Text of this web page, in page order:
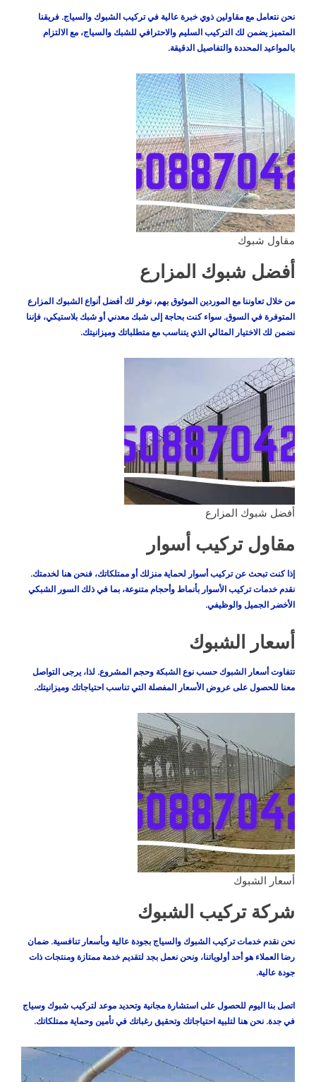
نحن نتعامل مع مقاولين ذوي خبرة عالية في تركيب الشبوك والسياج. فريقنا
المتميز يضمن لك التركيب السليم والاحترافي للشبك والسياج، مع الالتزام
بالمواعيد المحددة والتفاصيل الدقيقة.
مقاول شبوك
أفضل شبوك المزارع
من خلال تعاوننا مع الموردين الموثوق بهم، نوفر لك أفضل أنواع الشبوك المزارع
المتوفرة في السوق. سواء كنت بحاجة إلى شبك معدني أو شبك بلاستيكي، فإننا
نضمن لك الاختيار المثالي الذي يتناسب مع متطلباتك وميزانيتك.
أفضل شبوك المزارع
مقاول تركيب أسوار
إذا كنت تبحث عن تركيب أسوار لحماية منزلك أو ممتلكاتك، فنحن هنا لخدمتك.
نقدم خدمات تركيب الأسوار بأنماط وأحجام متنوعة، بما في ذلك السور الشبكي
الأخضر الجميل والوظيفي.
أسعار الشبوك
تتفاوت أسعار الشبوك حسب نوع الشبكة وحجم المشروع. لذا، يرجى التواصل
معنا للحصول على عروض الأسعار المفصلة التي تناسب احتياجاتك وميزانيتك.
أسعار الشبوك
شركة تركيب الشبوك
نحن نقدم خدمات تركيب الشبوك والسياج بجودة عالية وبأسعار تنافسية. ضمان
رضا العملاء هو أحد أولوياتنا، ونحن نعمل بجد لتقديم خدمة ممتازة ومنتجات ذات
جودة عالية.
اتصل بنا اليوم للحصول على استشارة مجانية وتحديد موعد لتركيب شبوك وسياج
في جدة. نحن هنا لتلبية احتياجاتك وتحقيق رغباتك في تأمين وحماية ممتلكاتك.